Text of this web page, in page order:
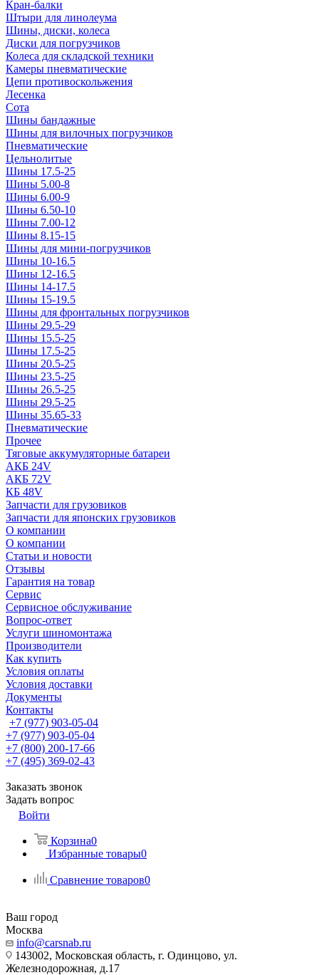
Кран-балки
Штыри для линолеума
Шины, диски, колеса
Диски для погрузчиков
Колеса для складской техники
Камеры пневматические
Цепи противоскольжения
Лесенка
Сота
Шины бандажные
Шины для вилочных погрузчиков
Пневматические
Цельнолитые
Шины 17.5-25
Шины 5.00-8
Шины 6.00-9
Шины 6.50-10
Шины 7.00-12
Шины 8.15-15
Шины для мини-погрузчиков
Шины 10-16.5
Шины 12-16.5
Шины 14-17.5
Шины 15-19.5
Шины для фронтальных погрузчиков
Шины 29.5-29
Шины 15.5-25
Шины 17.5-25
Шины 20.5-25
Шины 23.5-25
Шины 26.5-25
Шины 29.5-25
Шины 35.65-33
Пневматические
Прочее
Тяговые аккумуляторные батареи
АКБ 24V
АКБ 72V
КБ 48V
Запчасти для грузовиков
Запчасти для японских грузовиков
О компании
О компании
Статьи и новости
Отзывы
Гарантия на товар
Сервис
Сервисное обслуживание
Вопрос-ответ
Услуги шиномонтажа
Производители
Как купить
Условия оплаты
Условия доставки
Документы
Контакты
+7 (977) 903-05-04
+7 (977) 903-05-04
+7 (800) 200-17-66
+7 (495) 369-02-43
Заказать звонок
Задать вопрос
Войти
Корзина0
Избранные товары0
Сравнение товаров0
Ваш город
Москва
info@carsnab.ru
143002, Московская область, г. Одинцово, ул.
Железнодорожная, д.17